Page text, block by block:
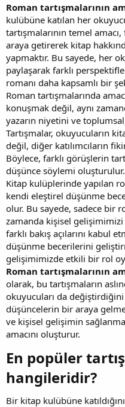
Roman tartışmalarının
kulübüne katılan her
tartışmalarının temel
araya getirerek kitap
yapmaktır. Bu sayede, her
paylaşarak farklı
romanı daha kapsamlı bir
Roman tartışmalarında
konuşmak değil, aynı
yazarın niyetini ve
Tartışmalar, okuyucuların
değil, diğer katılımcıların
Böylece, farklı görüşlerin
düşünce söylemi oluşturulur.
Kitap kulüplerinde yapılan
kendi eleştirel düşünme
olur. Bu sayede, sadece bir
zamanda kişisel gelişimimizi
farklı bakış açılarını kabul
düşünme becerilerini
gelişimimizde etkili bir rol
Roman tartışmalarının
olarak, bu tartışmaların
okuyucuları da
düşüncelerin bir araya
ve kişisel gelişimin
amacını oluşturur.
En popüler
hangileridir?​
Bir kitap kulübüne